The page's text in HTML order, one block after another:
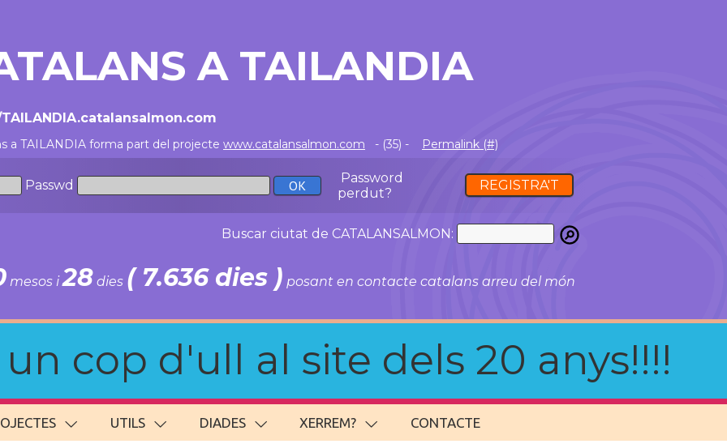
A TAILANDIA
a TAILANDIA forma part del projecte www.catalansalmon.com - (35) - Permalink (#)
Passwd
Password
perdut?
REGISTRA'T
Buscar ciutat de CATALANSALMON:
mesos i28 dies ( 7.636 dies ) posant en contacte catalans arreu del món
cop d'ull al site dels 20 anys!!!!
UTILS DIADES XERREM? CONTACTE